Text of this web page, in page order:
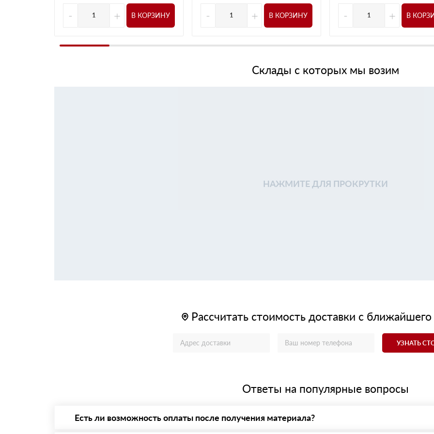
- + В КОРЗИНУ - + В КОРЗИНУ - + В
Склады с которых мы возим
НАЖМИТЕ ДЛЯ ПРОКРУТКИ
Рассчитать стоимость доставки с ближайшего
УЗНАТЬ
Ответы на популярные вопросы
Есть ли возможность оплаты после получения материала?